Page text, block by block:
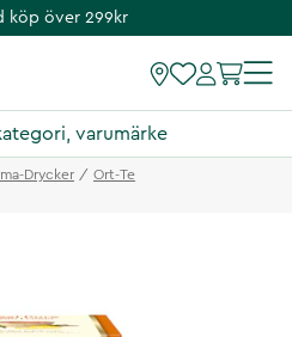
köp över 299kr
Drycker
Ort-Te